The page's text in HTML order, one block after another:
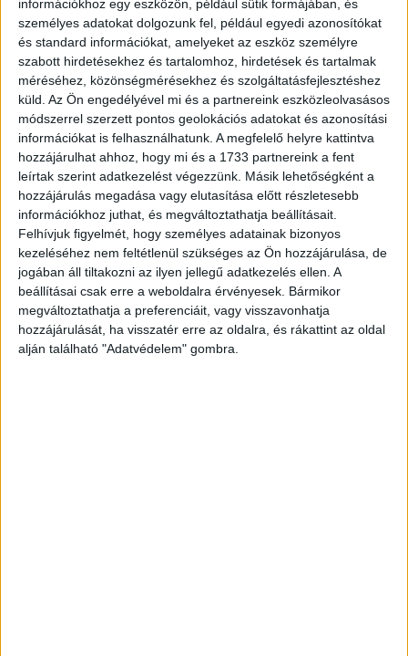
információkhoz egy eszközön, például sütik formájában, és
személyes adatokat dolgozunk fel, például egyedi azonosítókat
és standard információkat, amelyeket az eszköz személyre
szabott hirdetésekhez és tartalomhoz, hirdetések és tartalmak
méréséhez, közönségmérésekhez és szolgáltatásfejlesztéshez
küld. Az Ön engedélyével mi és a partnereink eszközleolvasásos
módszerrel szerzett pontos geolokációs adatokat és azonosítási
információkat is felhasználhatunk. A megfelelő helyre kattintva
hozzájárulhat ahhoz, hogy mi és a 1733 partnereink a fent
leírtak szerint adatkezelést végezzünk. Másik lehetőségként a
hozzájárulás megadása vagy elutasítása előtt részletesebb
információkhoz juthat, és megváltoztathatja beállításait.
Felhívjuk figyelmét, hogy személyes adatainak bizonyos
kezeléséhez nem feltétlenül szükséges az Ön hozzájárulása, de
jogában áll tiltakozni az ilyen jellegű adatkezelés ellen. A
beállításai csak erre a weboldalra érvényesek. Bármikor
megváltoztathatja a preferenciáit, vagy visszavonhatja
hozzájárulását, ha visszatér erre az oldalra, és rákattint az oldal
alján található "Adatvédelem" gombra.
Nyilasi Tibor is. Sőt, egy régi-új arc is csatlakozik a
csapathoz! „Ezúton szeretném bejelenteni, hogy visszatér
a Sport TV stábjába Bognár György, akit az idén az év
edzőjének választottak Magyarországon. Vele tovább
erősödik az egyébként is elsőrangú szakértői csapatunk”
– jelentette be Máté Pál, a Sport TV főszerkesztője, az
AMCNI-CNE alelnöke.
A Sport TV Bajnokok Ligája-közvetítéssorozata augusztus
20-án, a főtáblára jutásról döntő playoff első
mérkőzéseivel kezdődik.
OLVASTA MÁR?